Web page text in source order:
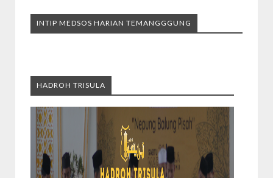
INTIP MEDSOS HARIAN TEMANGGGUNG
HADROH TRISULA